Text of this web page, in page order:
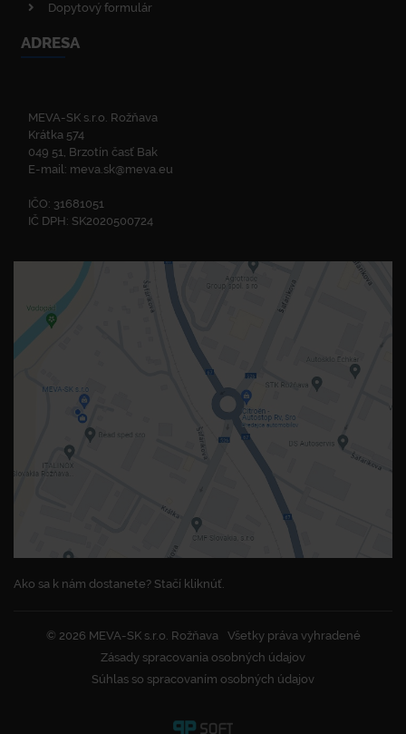
Dopytový formulár
ADRESA
MEVA-SK s.r.o. Rožňava
Krátka 574
049 51, Brzotín časť Bak
E-mail: meva.sk@meva.eu
IČO: 31681051
IČ DPH: SK2020500724
Ako sa k nám dostanete? Stačí kliknúť.
© 2026 MEVA-SK s.r.o. Rožňava
Všetky práva vyhradené
Zásady spracovania osobných údajov
Súhlas so spracovaním osobných údajov